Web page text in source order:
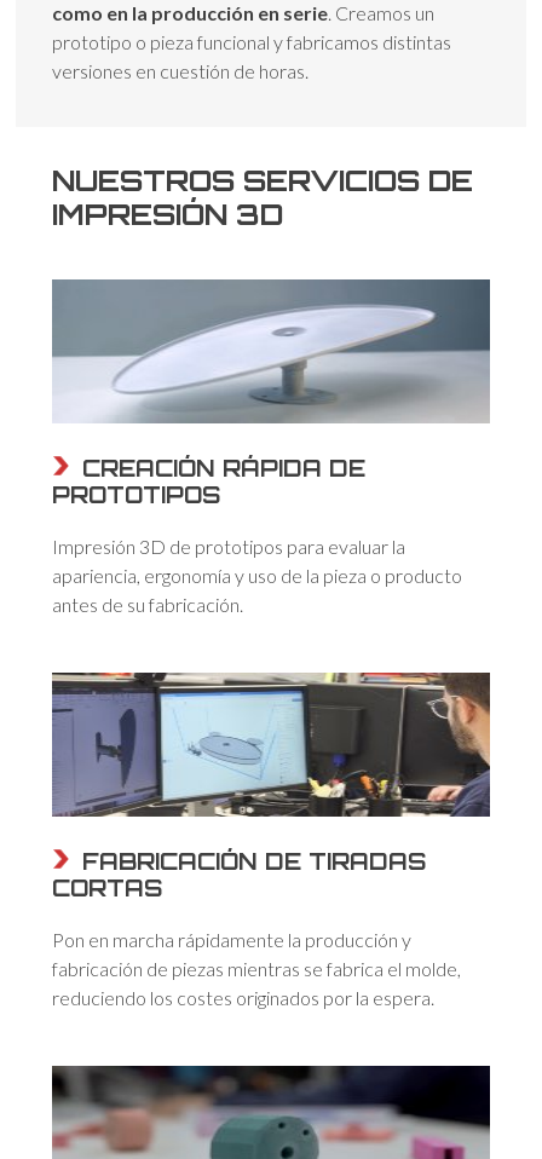
como en la producción en serie. Creamos un
prototipo o pieza funcional y fabricamos distintas
versiones en cuestión de horas.
NUESTROS SERVICIOS DE
IMPRESIÓN 3D
CREACIÓN RÁPIDA DE
PROTOTIPOS
Impresión 3D de prototipos para evaluar la
apariencia, ergonomía y uso de la pieza o producto
antes de su fabricación.
FABRICACIÓN DE TIRADAS
CORTAS
Pon en marcha rápidamente la producción y
fabricación de piezas mientras se fabrica el molde,
reduciendo los costes originados por la espera.